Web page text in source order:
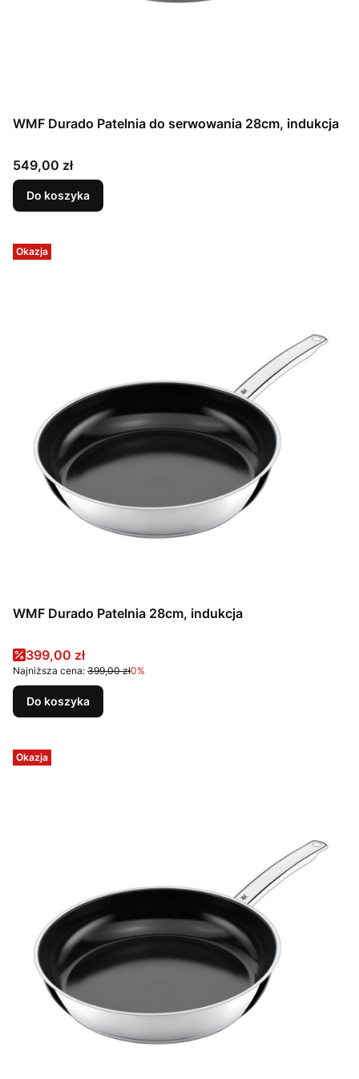
WMF Durado Patelnia do serwowania 28cm, indukcja
Cena
549,00 zł
Do koszyka
Okazja
WMF Durado Patelnia 28cm, indukcja
Cena promocyjna
399,00 zł
Najniższa cena: 399,00 zł0%
Do koszyka
Okazja